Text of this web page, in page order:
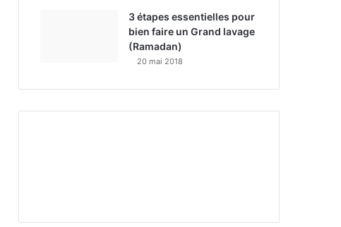
3 étapes essentielles pour
bien faire un Grand lavage
(Ramadan)
20 mai 2018